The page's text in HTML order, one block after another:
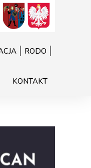
RODO
KONTAKT